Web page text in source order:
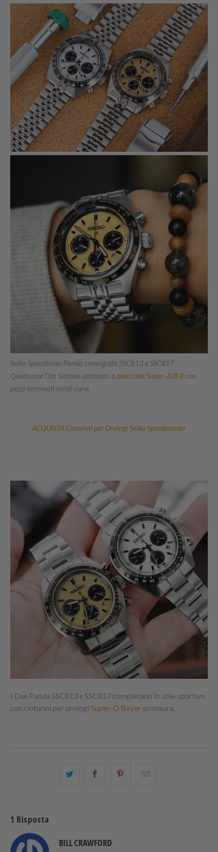
Seiko Speedtimer Panda cronografo SSC813 e SSC817
Quadrante Oro Seitona abbinato a bracciale Super-JUB II con
pezzi terminali solidi curvi.
ACQUISTA Cinturini per Orologi Seiko Speedmaster
I Due Panda SSC813 e SSC817 completano lo stile sportivo
con cinturini per orologiSuper-O Boyer su misura.
Condividi Share
Condividi
1 Risposta
BILL CRAWFORD